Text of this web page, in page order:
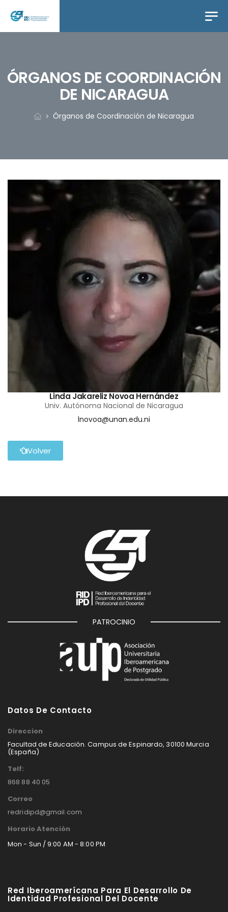
ÓRGANOS DE COORDINACIÓN
DE NICARAGUA
Órganos de Coordinación de Nicaragua
Linda Jakareliz Novoa Hernández
Univ. Autónoma Nacional de Nicaragua
lnovoa@unan.edu.ni
Volver
PATROCINIO
Datos De Contacto
Telf:
868 88 40 05
Correo
redridipd@gmail.com
Direccion
Facultad de Educación. Campus de Espinardo, 30100 Murcia
(España)
Horario Atención
Mon - Sun / 9:00 AM - 8:00 PM
Red Iberoamerícana Para El Desarrollo De
Identidad Profesional Del Docente